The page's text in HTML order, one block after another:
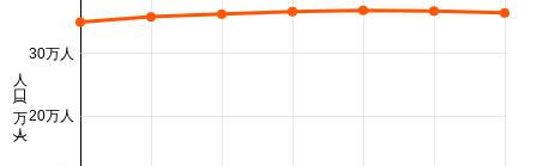
20万人
30万人
人口 (万人)